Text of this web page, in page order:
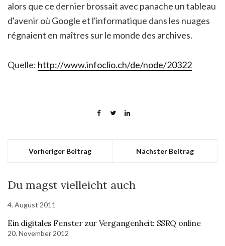
alors que ce dernier brossait avec panache un tableau
d'avenir où Google et l'informatique dans les nuages
régnaient en maîtres sur le monde des archives.
Quelle: http://www.infoclio.ch/de/node/20322
Vorheriger Beitrag Nächster Beitrag
Du magst vielleicht auch
4. August 2011
Ein digitales Fenster zur Vergangenheit: SSRQ online
20. November 2012